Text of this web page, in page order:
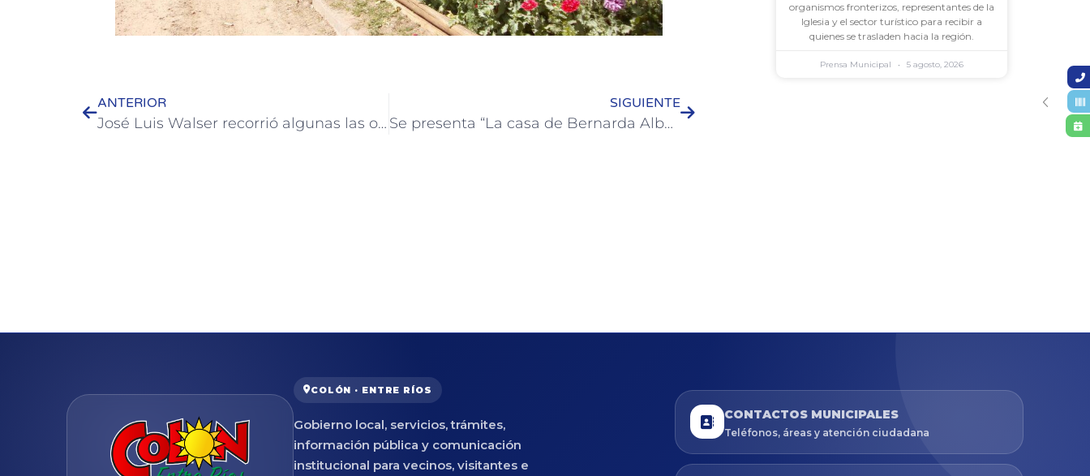
ANTERIOR
José Luis Walser recorrió algunas las obras en marcha en la Ciudad
SIGUIENTE
Se presenta “La casa de Bernarda Alba” en Casa del Bicentenario
organismos fronterizos, representantes de la
Iglesia y el sector turístico para recibir a
quienes se trasladen hacia la región.
Prensa Municipal 5 agosto, 2026
COLÓN · ENTRE RÍOS
Gobierno local, servicios, trámites,
información pública y comunicación
institucional para vecinos, visitantes e
CONTACTOS MUNICIPALES
Teléfonos, áreas y atención ciudadana